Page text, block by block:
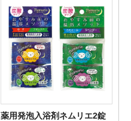
薬用発泡入浴剤ネムリエ2錠